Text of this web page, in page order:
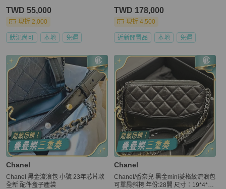
TWD 55,000
現折 2,000
狀況尚可 本地 免運
TWD 178,000
現折 4,500
近新閒置品 本地 免運
Chanel
Chanel 黑金流浪包 小號 23年芯片款
全新 配件盒子塵袋
Chanel
Chanel/香奈兒 黑金mini菱格紋流浪包
可單肩斜挎 年份:28開 尺寸：19*4*10